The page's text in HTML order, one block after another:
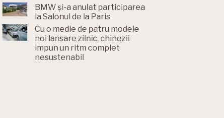
BMW și-a anulat participarea
la Salonul de la Paris
Cu o medie de patru modele
noi lansare zilnic, chinezii
impun un ritm complet
nesustenabil